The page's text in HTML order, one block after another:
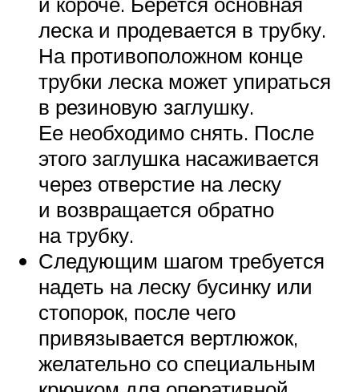
леска и продевается в трубку.
На противоположном конце
трубки леска может упираться
в резиновую заглушку.
Ее необходимо снять. После
этого заглушка насаживается
через отверстие на леску
и возвращается обратно
на трубку.
Следующим шагом требуется
надеть на леску бусинку или
стопорок, после чего
привязывается вертлюжок,
желательно со специальным